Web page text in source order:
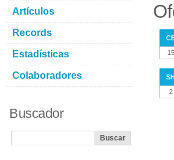
15
2
Artículos
Records
Estadísticas
Colaboradores
Buscador